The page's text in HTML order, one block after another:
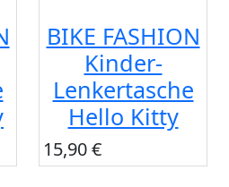
BIKE FASHION
Kinder-
Lenkertasche
Hello Kitty
15,90 €